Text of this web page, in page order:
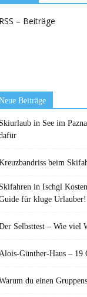
– Beiträge
Beiträge
in See im
beim
in Ischgl
für kluge Urlauber!
Selbsttest – Wie viel
Günther-Haus – 19
du einen